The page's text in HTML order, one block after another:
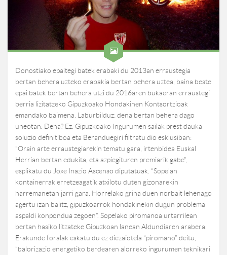
Donostiako epaitegi batek erabaki du 2013an erraustegia
bertan behera uzteko erabakia bertan behera uztea, baina beste
epai batek bertan behera utzi du 2016aren bukaeran erraustegi
berria lizitatzeko Gipuzkoako Hondakinen Kontsortzioak
emandako baimena. Laburbilduz: dena bertan behera dago
uneotan. Dena? Ez. Gipuzkoako Ingurumen sailak prest dauka
soluzio definitiboa eta Beranduegiri filtratu dio esklusiban:
“Orain arte erraustegiarekin tematu gara, irtenbidea Euskal
Herrian bertan edukita, eta azpiegituren premiarik gabe”,
esplikatu du Joxe Inazio Ascenso diputatuak. “Sopelan
kontainerrak erretzeagatik atxilotu duten gizonarekin
harremanetan jarri gara. Horrelako grina duen norbait lehenago
agertu izan balitz, gipuzkoarrok hondakinekin dugun problema
aspaldi konpondua zegoen”. Sopelako piromanoa urtarrilean
bertan hasiko litzateke Gipuzkoan lanean Aldundiaren arabera.
Erakunde foralak eskatu du ez diezaiotela “piromano” deitu,
“balorizazio energetiko berdearen alorreko ingurumen teknikari